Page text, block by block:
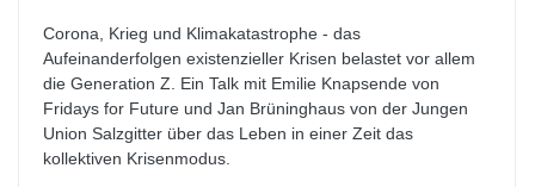
Corona, Krieg und Klimakatastrophe - das
Aufeinanderfolgen existenzieller Krisen belastet vor allem
die Generation Z. Ein Talk mit Emilie Knapsende von
Fridays for Future und Jan Brüninghaus von der Jungen
Union Salzgitter über das Leben in einer Zeit das
kollektiven Krisenmodus.